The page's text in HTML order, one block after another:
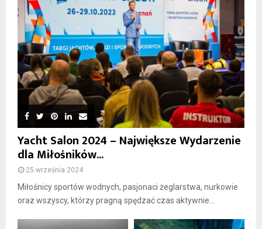
Yacht Salon 2024 – Największe Wydarzenie
dla Miłośników...
25 września 2024
Miłośnicy sportów wodnych, pasjonaci żeglarstwa, nurkowie
oraz wszyscy, którzy pragną spędzać czas aktywnie...